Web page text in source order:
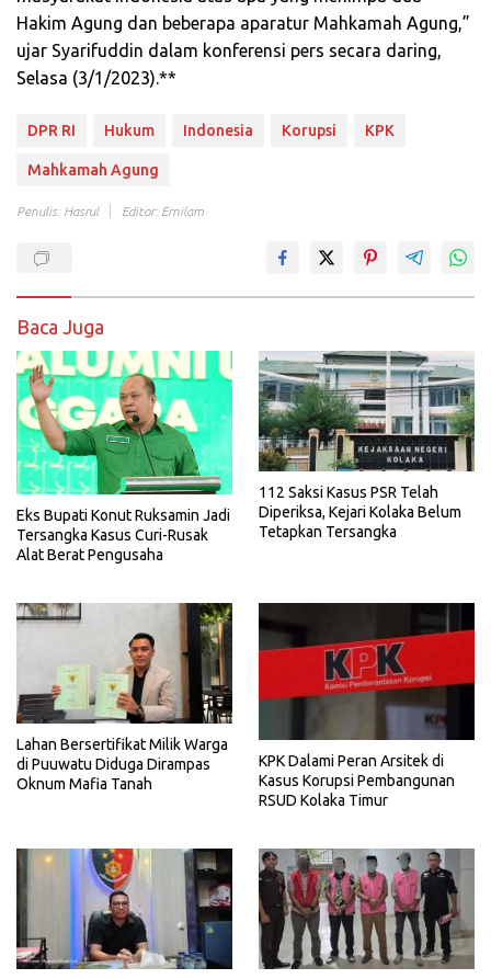
Hakim Agung dan beberapa aparatur Mahkamah Agung,”
ujar Syarifuddin dalam konferensi pers secara daring,
Selasa (3/1/2023).**
DPR RI Hukum Indonesia Korupsi KPK
Mahkamah Agung
Penulis: Hasrul Editor: Ernilam
Baca Juga
Eks Bupati Konut Ruksamin Jadi
Tersangka Kasus Curi-Rusak
Alat Berat Pengusaha
112 Saksi Kasus PSR Telah
Diperiksa, Kejari Kolaka Belum
Tetapkan Tersangka
Lahan Bersertifikat Milik Warga
di Puuwatu Diduga Dirampas
Oknum Mafia Tanah
KPK Dalami Peran Arsitek di
Kasus Korupsi Pembangunan
RSUD Kolaka Timur